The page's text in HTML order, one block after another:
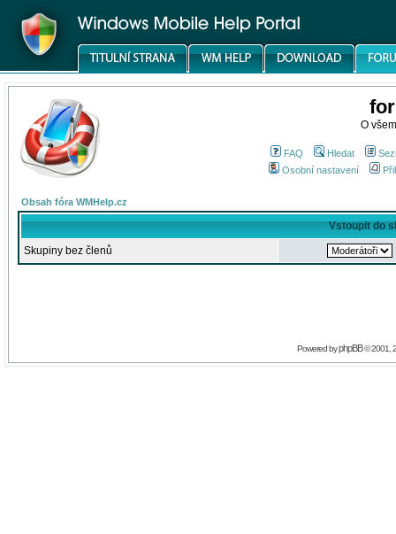
O
FAQ Hledat
Osobní nastavení
Obsah fóra WMHelp.cz
Vstoupit do
Skupiny bez členů
Powered byphpBB© 2001,